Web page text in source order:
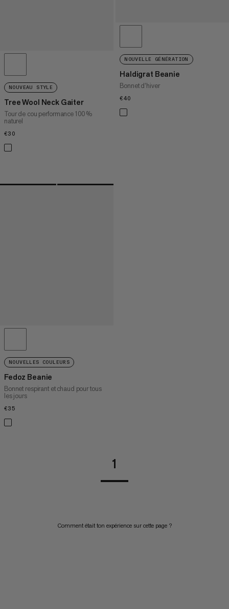
NOUVEAU STYLE
Tree Wool Neck Gaiter
Tour de cou performance 100 %
naturel
€30
NOUVELLE GÉNÉRATION
Haldigrat Beanie
Bonnet d’hiver
€40
NOUVELLES COULEURS
Fedoz Beanie
Bonnet respirant et chaud pour tous
les jours
€35
1
Comment était ton expérience sur cette page ?